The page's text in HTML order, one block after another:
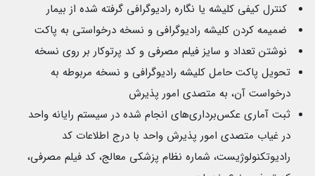
کنترل کیفی کلیشه یا نگاره رادیوگرافی گرفته شده از بیمار
ضمیمه کردن کلیشه رادیوگرافی و نسخه درخواستی به پاکت
نوشتن تعداد و سایز فیلم مصرفی و کد پرتوکار بر روی نسخه
تحویل پاکت حامل کلیشه رادیوگرافی و نسخه مربوطه به
درخواست آن، به متصدی امور پذیرش
ثبت آماری عکس‌برداری‌های انجام شده در سیستم رایانه واحد
در غیاب متصدی امور پذیرش واحد با درج اطلاعات کد
رادیوتکنولوژیست، شماره نظام پزشکی معالج، کد فیلم مصرفی،